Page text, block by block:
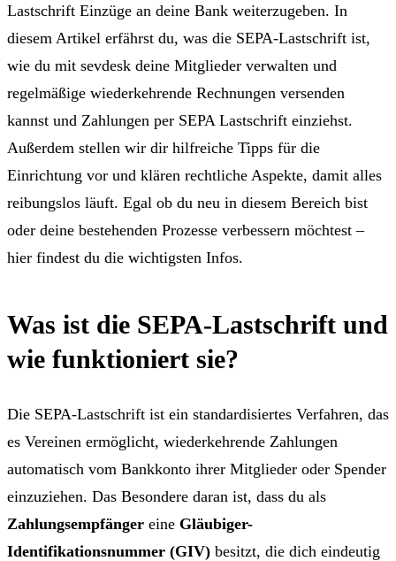
Lastschrift Einzüge an deine Bank weiterzugeben. In
diesem Artikel erfährst du, was die SEPA-Lastschrift ist,
wie du mit sevdesk deine Mitglieder verwalten und
regelmäßige wiederkehrende Rechnungen versenden
kannst und Zahlungen per SEPA Lastschrift einziehst.
Außerdem stellen wir dir hilfreiche Tipps für die
Einrichtung vor und klären rechtliche Aspekte, damit alles
reibungslos läuft. Egal ob du neu in diesem Bereich bist
oder deine bestehenden Prozesse verbessern möchtest –
hier findest du die wichtigsten Infos.
Was ist die SEPA-Lastschrift und
wie funktioniert sie?
Die SEPA-Lastschrift ist ein standardisiertes Verfahren, das
es Vereinen ermöglicht, wiederkehrende Zahlungen
automatisch vom Bankkonto ihrer Mitglieder oder Spender
einzuziehen. Das Besondere daran ist, dass du als
Zahlungsempfänger eine Gläubiger-
Identifikationsnummer (GIV) besitzt, die dich eindeutig